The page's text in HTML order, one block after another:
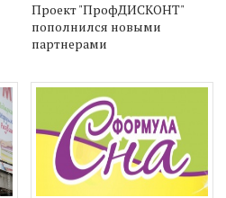
Проект "ПрофДИСКОНТ"
пополнился новыми
партнерами